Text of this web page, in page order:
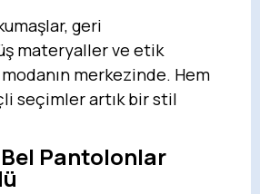
geri
materyaller ve etik
merkezinde. Hem
seçimler artık bir stil
Bel Pantolonlar